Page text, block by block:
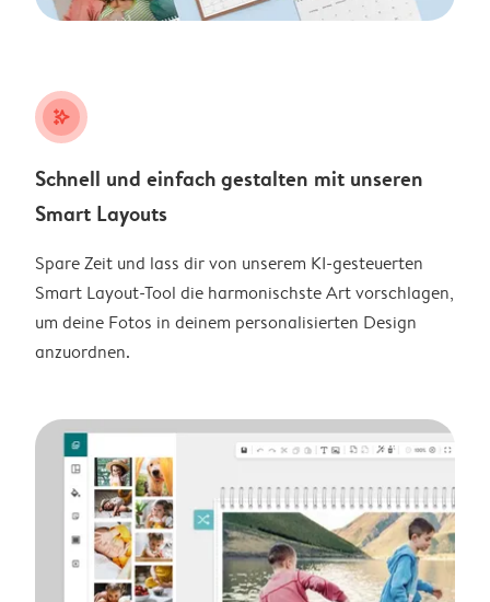
stars_plus
Schnell und einfach gestalten mit unseren
Smart Layouts
Spare Zeit und lass dir von unserem KI-gesteuerten
Smart Layout-Tool die harmonischste Art vorschlagen,
um deine Fotos in deinem personalisierten Design
anzuordnen.